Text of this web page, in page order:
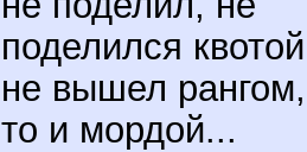
поделился
не вышел
то и мордой...